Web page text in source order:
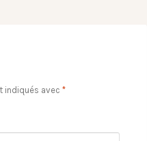
indiqués avec *